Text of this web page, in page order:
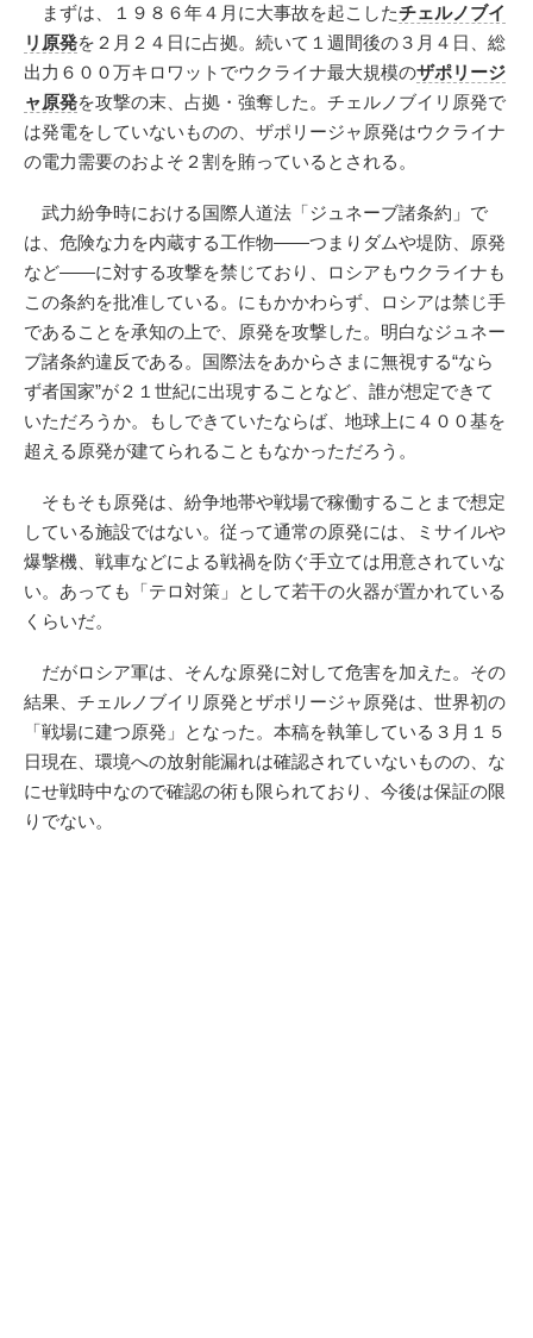
まずは、１９８６年４月に大事故を起こしたチェルノブイ
リ原発を２月２４日に占拠。続いて１週間後の３月４日、総
出力６００万キロワットでウクライナ最大規模のザポリージ
ャ原発を攻撃の末、占拠・強奪した。チェルノブイリ原発で
は発電をしていないものの、ザポリージャ原発はウクライナ
の電力需要のおよそ２割を賄っているとされる。
武力紛争時における国際人道法「ジュネーブ諸条約」で
は、危険な力を内蔵する工作物――つまりダムや堤防、原発
など――に対する攻撃を禁じており、ロシアもウクライナも
この条約を批准している。にもかかわらず、ロシアは禁じ手
であることを承知の上で、原発を攻撃した。明白なジュネー
ブ諸条約違反である。国際法をあからさまに無視する“なら
ず者国家”が２１世紀に出現することなど、誰が想定できて
いただろうか。もしできていたならば、地球上に４００基を
超える原発が建てられることもなかっただろう。
そもそも原発は、紛争地帯や戦場で稼働することまで想定
している施設ではない。従って通常の原発には、ミサイルや
爆撃機、戦車などによる戦禍を防ぐ手立ては用意されていな
い。あっても「テロ対策」として若干の火器が置かれている
くらいだ。
だがロシア軍は、そんな原発に対して危害を加えた。その
結果、チェルノブイリ原発とザポリージャ原発は、世界初の
「戦場に建つ原発」となった。本稿を執筆している３月１５
日現在、環境への放射能漏れは確認されていないものの、な
にせ戦時中なので確認の術も限られており、今後は保証の限
りでない。